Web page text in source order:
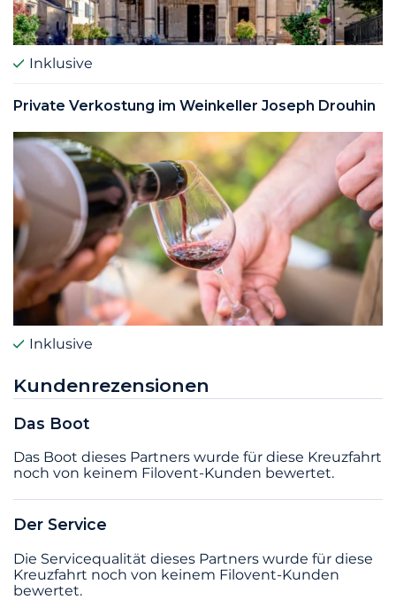
Inklusive
Private Verkostung im Weinkeller Joseph Drouhin
Inklusive
Kundenrezensionen
Das Boot
Das Boot dieses Partners wurde für diese Kreuzfahrt
noch von keinem Filovent-Kunden bewertet.
Der Service
Die Servicequalität dieses Partners wurde für diese
Kreuzfahrt noch von keinem Filovent-Kunden
bewertet.